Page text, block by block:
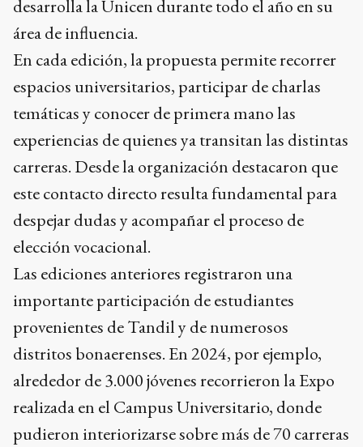
desarrolla la Unicen durante todo el año en su
área de influencia.
En cada edición, la propuesta permite recorrer
espacios universitarios, participar de charlas
temáticas y conocer de primera mano las
experiencias de quienes ya transitan las distintas
carreras. Desde la organización destacaron que
este contacto directo resulta fundamental para
despejar dudas y acompañar el proceso de
elección vocacional.
Las ediciones anteriores registraron una
importante participación de estudiantes
provenientes de Tandil y de numerosos
distritos bonaerenses. En 2024, por ejemplo,
alrededor de 3.000 jóvenes recorrieron la Expo
realizada en el Campus Universitario, donde
pudieron interiorizarse sobre más de 70 carreras